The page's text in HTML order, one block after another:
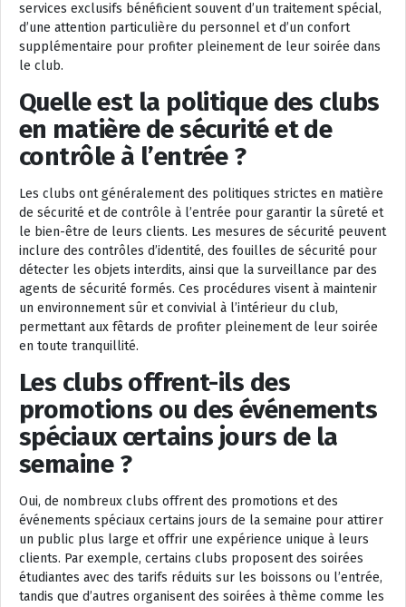
services exclusifs bénéficient souvent d’un traitement spécial,
d’une attention particulière du personnel et d’un confort
supplémentaire pour profiter pleinement de leur soirée dans
le club.
Quelle est la politique des clubs
en matière de sécurité et de
contrôle à l’entrée ?
Les clubs ont généralement des politiques strictes en matière
de sécurité et de contrôle à l’entrée pour garantir la sûreté et
le bien-être de leurs clients. Les mesures de sécurité peuvent
inclure des contrôles d’identité, des fouilles de sécurité pour
détecter les objets interdits, ainsi que la surveillance par des
agents de sécurité formés. Ces procédures visent à maintenir
un environnement sûr et convivial à l’intérieur du club,
permettant aux fêtards de profiter pleinement de leur soirée
en toute tranquillité.
Les clubs offrent-ils des
promotions ou des événements
spéciaux certains jours de la
semaine ?
Oui, de nombreux clubs offrent des promotions et des
événements spéciaux certains jours de la semaine pour attirer
un public plus large et offrir une expérience unique à leurs
clients. Par exemple, certains clubs proposent des soirées
étudiantes avec des tarifs réduits sur les boissons ou l’entrée,
tandis que d’autres organisent des soirées à thème comme les